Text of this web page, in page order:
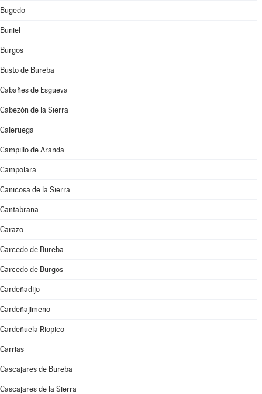
Bugedo
Buniel
Burgos
Busto de Bureba
Cabañes de Esgueva
Cabezón de la Sierra
Caleruega
Campillo de Aranda
Campolara
Canicosa de la Sierra
Cantabrana
Carazo
Carcedo de Bureba
Carcedo de Burgos
Cardeñadijo
Cardeñajimeno
Cardeñuela Riopico
Carrias
Cascajares de Bureba
Cascajares de la Sierra